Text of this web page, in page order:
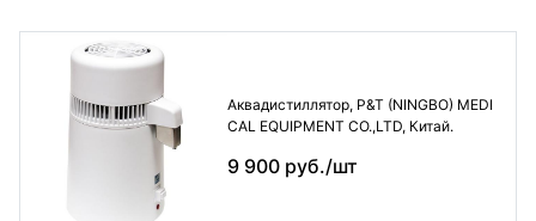
Аквадистиллятор, P&T (NINGBO) MEDI
CAL EQUIPMENT CO.,LTD, Китай.
9 900 руб./шт